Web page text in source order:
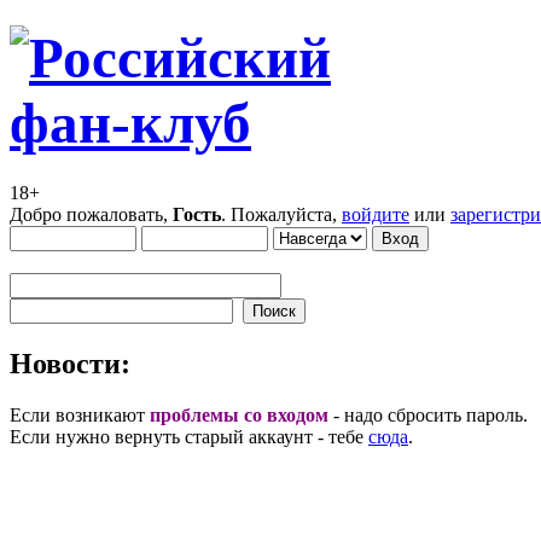
18+
Добро пожаловать, Гость. Пожалуйста, войдите или
Новости:
Если возникают проблемы со входом - надо сбросить пароль.
Если нужно вернуть старый аккаунт - тебе сюда.